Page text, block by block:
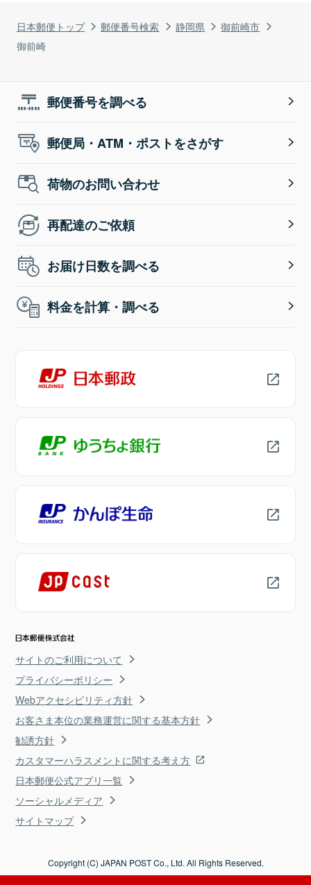
日本郵便トップ 郵便番号検索 静岡県
御前崎市
御前崎
郵便番号を調べる
郵便局・ATM・ポストをさがす
荷物のお問い合わせ
再配達のご依頼
お届け日数を調べる
料金を計算・調べる
サイトのご利用について
プライバシーポリシー
Webアクセシビリティ方針
お客さま本位の業務運営に関する基本方針
勧誘方針
カスタマーハラスメントに関する考え方
日本郵便公式アプリ一覧
ソーシャルメディア
サイトマップ
Copyright (C) JAPAN POST Co., Ltd. All Rights Reserved.